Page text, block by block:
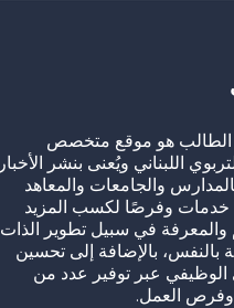
الطالب هو موقع متخصص
اللبناني ويُعنى بنشر الأخبار
والجامعات والمعاهد
خدمات وفرصًا لكسب المزيد
والمعرفة في سبيل تطوير الذات
بالنفس، بالإضافة إلى تحسين
الوظيفي عبر توفير عدد من
وفرص العمل.